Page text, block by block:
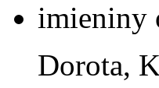
imieniny
Dorota,